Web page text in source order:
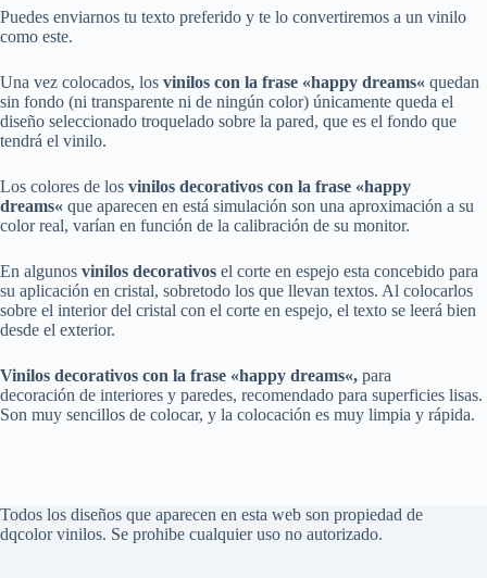
Puedes enviarnos tu texto preferido y te lo convertiremos a un vinilo
como este.
Una vez colocados, los vinilos con la frase «happy dreams« quedan
sin fondo (ni transparente ni de ningún color) únicamente queda el
diseño seleccionado troquelado sobre la pared, que es el fondo que
tendrá el vinilo.
Los colores de los vinilos decorativos con la frase «happy
dreams« que aparecen en está simulación son una aproximación a su
color real, varían en función de la calibración de su monitor.
En algunos vinilos decorativos el corte en espejo esta concebido para
su aplicación en cristal, sobretodo los que llevan textos. Al colocarlos
sobre el interior del cristal con el corte en espejo, el texto se leerá bien
desde el exterior.
Vinilos decorativos con la frase «happy dreams«, para
decoración de interiores y paredes, recomendado para superficies lisas.
Son muy sencillos de colocar, y la colocación es muy limpia y rápida.
Todos los diseños que aparecen en esta web son propiedad de
dqcolor vinilos. Se prohibe cualquier uso no autorizado.